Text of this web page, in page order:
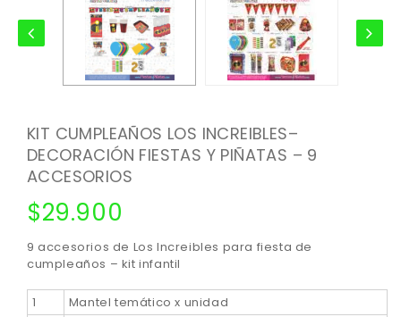
KIT CUMPLEAÑOS LOS INCREIBLES–
DECORACIÓN FIESTAS Y PIÑATAS – 9
ACCESORIOS
$29.900
9 accesorios de Los Increibles para fiesta de
cumpleaños – kit infantil
1
Mantel temático x unidad